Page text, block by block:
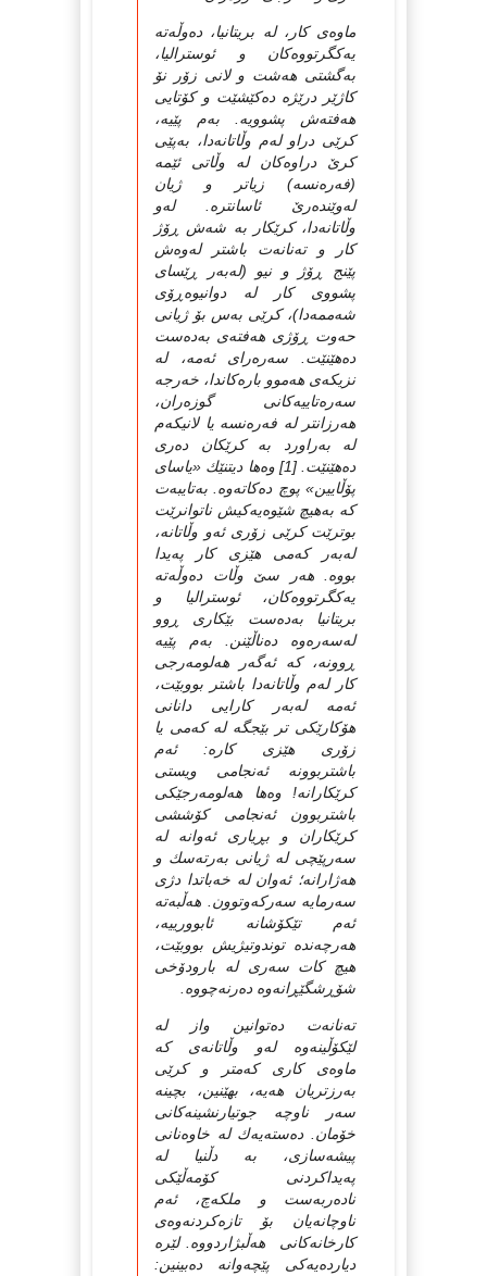
ماوه‌ی کار، له‌ بریتانیا، ده‌وڵه‌ته‌
یه‌کگرتووه‌کان و ئوسترالیا،
به‌گشتی هه‌شت و لانی زۆر نۆ
کاژێر درێژه‌ ده‌کێشێت و کۆتایی
هه‌فته‌ش پشوویه‌. به‌م پێیه‌،
کرێی دراو له‌م وڵاتانه‌دا، به‌پێی
کرێ دراوه‌کان له‌ وڵاتی ئێمه‌
(فه‌ره‌نسه‌) زیاتر و ژیان
له‌وێنده‌رێ ئاسانتره‌. له‌و
وڵاتانه‌دا، کرێکار به‌ شه‌ش ڕۆژ
کار و ته‌نانه‌ت باشتر له‌وه‌ش
پێنج ڕۆژ و نیو (له‌به‌ر ڕێسای
پشووی کار له‌ دوانیوه‌ڕۆی
شه‌ممه‌دا)، کرێی به‌س بۆ ژیانی
حه‌وت ڕۆژی هه‌فته‌ی به‌ده‌ست
ده‌هێنێت. سه‌ره‌رای ئه‌مه‌، له‌
نزیکه‌ی هه‌موو باره‌کاندا، خه‌رجه‌
سه‌ره‌تاییه‌کانی گوزه‌ران،
هه‌رزانتر له‌ فه‌ره‌نسه‌ یا لانیکه‌م
له‌ به‌راورد به‌ کرێکان ده‌ری
ده‌هێنێت. [1] وه‌ها دیتنێك «یاسای
پۆڵایین» پوچ ده‌کاته‌وه‌. به‌تایبه‌ت
که‌ به‌هیچ شێوه‌یه‌كیش ناتوانرێت
بوترێت کرێی زۆری ئه‌و وڵاتانه‌،
له‌به‌ر که‌می هێزی کار په‌یدا
بووه‌. هه‌ر سێ وڵات ده‌وڵه‌ته‌
یه‌کگرتووه‌کان، ئوسترالیا و
بریتانیا به‌ده‌ست بێکاری ڕوو
له‌سه‌ره‌وه‌ ده‌ناڵێنن. به‌م پێیه‌
ڕوونه‌، که‌ ئه‌گه‌ر هه‌لومه‌رجی
کار له‌م وڵاتانه‌دا باشتر بووبێت،
ئه‌مه‌ له‌به‌ر کارایی دانانی
هۆکارێکی تر بێجگه‌ له‌ که‌می یا
زۆری هێزی کاره‌: ئه‌م
باشتربوونه‌ ئه‌نجامی ویستی
کرێکارانه‌! وه‌ها هه‌لومه‌رجێكی
باشتربوون ئه‌نجامی کۆششی
کرێکاران و بڕیاری ئه‌وانه‌ له‌
سه‌رپێچی له‌ ژیانی به‌رته‌سك و
هه‌ژارانه‌؛ ئه‌وان له‌ خه‌باتدا دژی
سه‌رمایه‌ سه‌رکه‌وتوون. هه‌ڵبه‌ته‌
ئه‌م تێکۆشانه‌ ئابوورییه‌،
هه‌رچه‌نده‌ توندوتیژیش بووبێت،
هیچ کات سه‌ری له‌ بارودۆخی
شۆڕشگێڕانه‌وه‌ ده‌رنه‌چووه‌.
ته‌نانه‌ت ده‌توانین واز له‌
لێکۆڵینه‌وه‌ له‌و وڵاتانه‌ی که‌
ماوه‌ی کاری که‌متر و کرێی
به‌رزتریان هه‌یه‌، بهێنین، بچینه‌
سه‌ر ناوچه‌ جوتیارنشینه‌کانی
خۆمان. ده‌سته‌یه‌ك له‌ خاوه‌نانی
پیشه‌سازی، به‌ دڵنیا له‌
په‌یداکردنی کۆمه‌ڵێكی
ناده‌ربه‌ست و ملکه‌چ، ئه‌م
ناوچانه‌یان بۆ تازه‌کردنه‌وه‌ی
کارخانه‌کانی هه‌ڵبژاردووه‌. لێره‌
دیارده‌یه‌کی پێچه‌وانه‌ ده‌بینین: